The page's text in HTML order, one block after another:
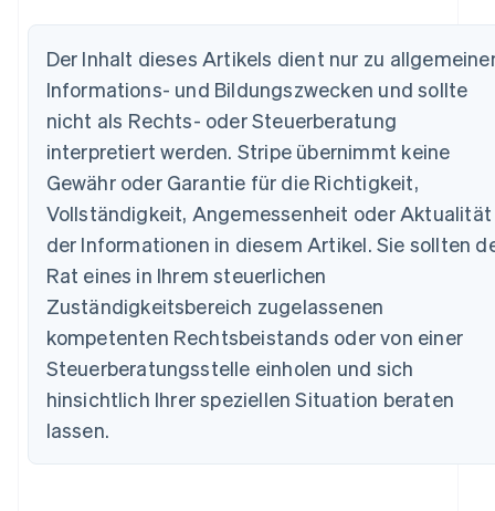
Der Inhalt dieses Artikels dient nur zu
Informations- und Bildungszwecken und sollte
nicht als Rechts- oder Steuerberatung
interpretiert werden. Stripe übernimmt keine
Gewähr oder Garantie für die Richtigkeit,
Vollständigkeit, Angemessenheit oder Aktualität
der Informationen in diesem Artikel. Sie sollten
Rat eines in Ihrem steuerlichen
Zuständigkeitsbereich zugelassenen
kompetenten Rechtsbeistands oder von einer
Steuerberatungsstelle einholen und sich
hinsichtlich Ihrer speziellen Situation beraten
lassen.
Australien
English
Belgien
NederlandsFrançaisDeutschEnglish
Brasilien
Bulgarien
English
Dänemark
English
Deutschland
DeutschEnglish
Estland
English
Festlandchina
Finnland
EnglishSvenska